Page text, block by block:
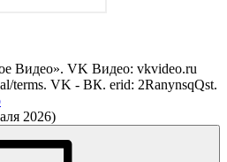
Видео». VK Видео: vkvideo.ru
terms. VK - ВК. erid: 2RanynsqQst.
2026)